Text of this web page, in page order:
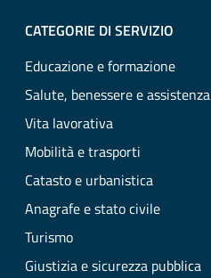
CATEGORIE DI SERVIZIO
Educazione e formazione
Salute, benessere e assistenza
Vita lavorativa
Mobilità e trasporti
Catasto e urbanistica
Anagrafe e stato civile
Turismo
Giustizia e sicurezza pubblica